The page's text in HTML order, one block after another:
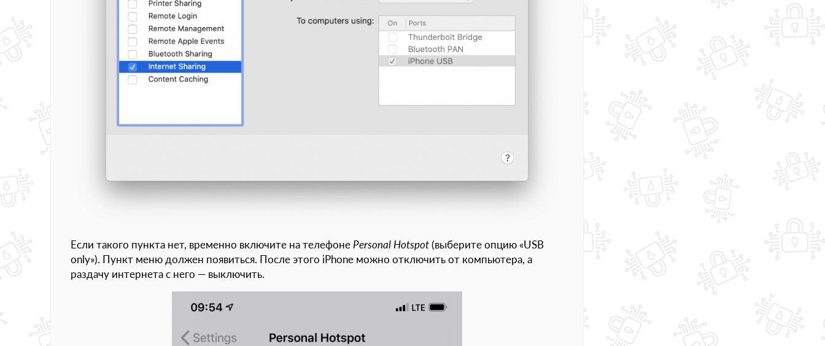
Если такого пункта нет, временно включите на телефоне Personal Hotspot(выберите опцию «USB
only»). Пункт меню должен появиться. После этого iPhone можно отключить от компьютера, а
раздачу интернета с него — выключить.